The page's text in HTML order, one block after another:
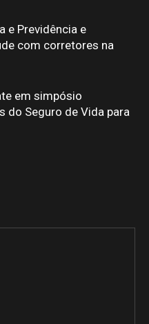
e Previdência e
com corretores na
em simpósio
do Seguro de Vida para